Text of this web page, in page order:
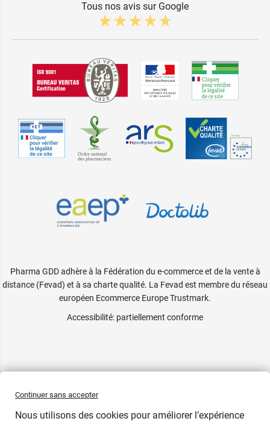
Tous nos avis sur Google
Pharma GDD adhère à la Fédération du e-commerce et de la vente à
distance (Fevad) et à sa charte qualité. La Fevad est membre du réseau
européen Ecommerce Europe Trustmark.
Accessibilité: partiellement conforme
Continuer sans accepter
Nous utilisons des cookies pour améliorer l’expérience